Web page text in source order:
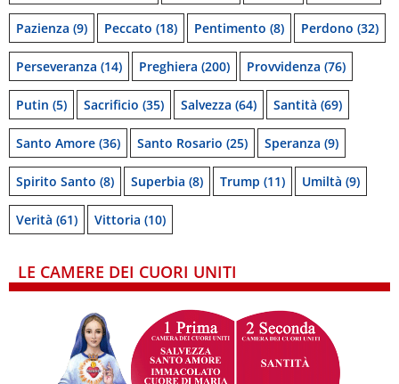
Pazienza (9) Peccato (18) Pentimento (8) Perdono (32)
Perseveranza (14) Preghiera (200) Provvidenza (76)
Putin (5) Sacrificio (35) Salvezza (64) Santità (69)
Santo Amore (36) Santo Rosario (25) Speranza (9)
Spirito Santo (8) Superbia (8) Trump (11) Umiltà (9)
Verità (61) Vittoria (10)
LE CAMERE DEI CUORI UNITI